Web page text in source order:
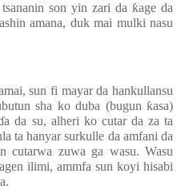
son yin zari da ƙage da
amana, duk mai mulki nasu
sun fi mayar da hankullansu
sha ko duba (bugun ƙasa)
a da su, alheri ko cutar da za ta
ta hanyar surkulle da amfani da
cutarwa zuwa ga wasu. Wasu
ilimi, ammfa sun koyi hisabi